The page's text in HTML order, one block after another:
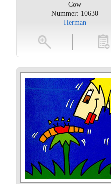
Cow
Nummer: 10630
Herman
toevoegen